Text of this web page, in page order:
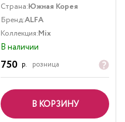
Страна:Южная Корея
Бренд:ALFA
Коллекция:Mix
В наличии
750 р. розница
В КОРЗИНУ